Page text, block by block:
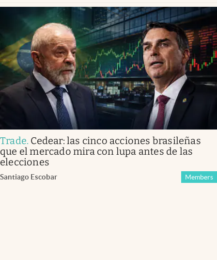
Trade. Cedear: las cinco acciones brasileñas
que el mercado mira con lupa antes de las
elecciones
Santiago Escobar Members